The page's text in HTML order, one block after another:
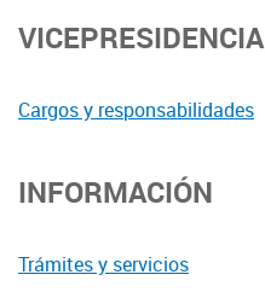
VICEPRESIDENCIA
Cargos y responsabilidades
INFORMACIÓN
Trámites y servicios